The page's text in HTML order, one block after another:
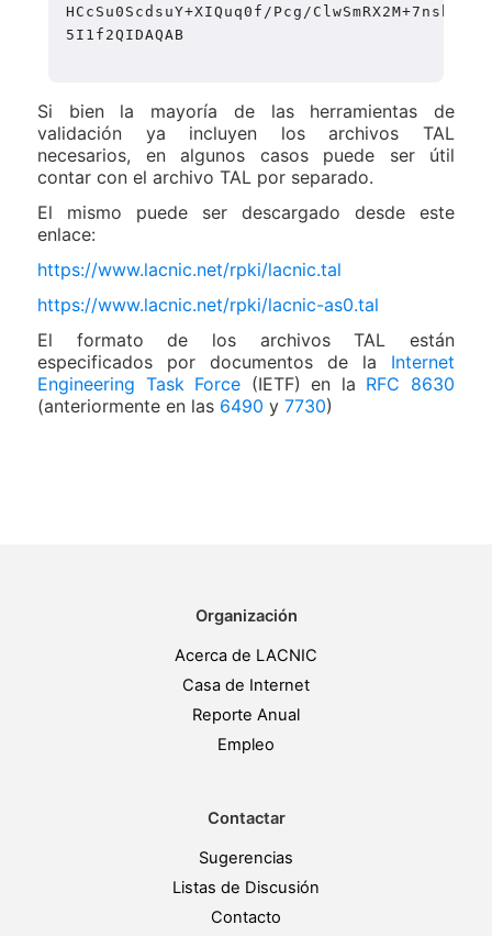
HCcSu0ScdsuY+XIQuq0f/Pcg/
5I1f2QIDAQAB
Si bien la mayoría de las herramientas de
validación ya incluyen los archivos TAL
necesarios, en algunos casos puede ser útil
contar con el archivo TAL por separado.
El mismo puede ser descargado desde este
enlace:
https://www.lacnic.net/rpki/lacnic.tal
https://www.lacnic.net/rpki/lacnic-as0.tal
El formato de los archivos TAL están
especificados por documentos de la Internet
Engineering Task Force (IETF) en la RFC 8630
(anteriormente en las 6490 y 7730)
Organización
Acerca de LACNIC
Casa de Internet
Reporte Anual
Empleo
Contactar
Sugerencias
Listas de Discusión
Contacto